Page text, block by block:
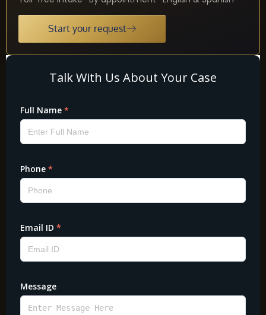
Start your request